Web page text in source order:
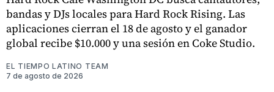
bandas y DJs locales para Hard Rock Rising. Las
aplicaciones cierran el 18 de agosto y el ganador
global recibe $10.000 y una sesión en Coke Studio.
EL TIEMPO LATINO TEAM
7 de agosto de 2026